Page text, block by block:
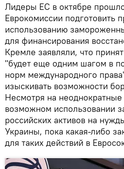
Лидеры ЕС в октябре
Еврокомиссии подготовить
использованию
для финансирования
Кремле заявляли, что
"будет еще одним шагом в
норм международного
изыскивать возможности
Несмотря на
возможном использовании
российских активов на
Украины, пока какая-либо
для таких действий в